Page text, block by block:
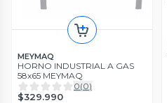
MEYMAQ
HORNO INDUSTRIAL A GAS
58x65 MEYMAQ
0(0)
$329.990